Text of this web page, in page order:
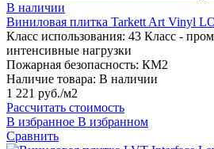
В наличии
Виниловая плитка Tarkett Art Vinyl
Класс использования: 43 Класс -
интенсивные нагрузки
Пожарная безопасность: КМ2
Наличие товара: В наличии
1 221 руб./м2
Рассчитать стоимость
В избранное В избранном
Сравнить